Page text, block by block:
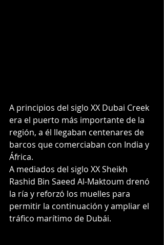
A principios del siglo XX Dubai Creek
era el puerto más importante de la
región, a él llegaban centenares de
barcos que comerciaban con India y
África.
A mediados del siglo XX Sheikh
Rashid Bin Saeed Al-Maktoum drenó
la ría y reforzó los muelles para
permitir la continuación y ampliar el
tráfico marítimo de Dubái.